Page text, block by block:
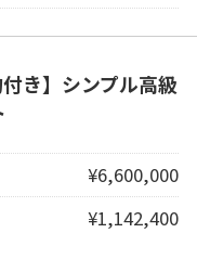
き】シンプル高級
¥6,600,000
¥1,142,400